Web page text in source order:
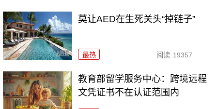
莫让AED在生死关头“掉链子”
最热 阅读 19357
教育部留学服务中心：跨境远程
文凭证书不在认证范围内